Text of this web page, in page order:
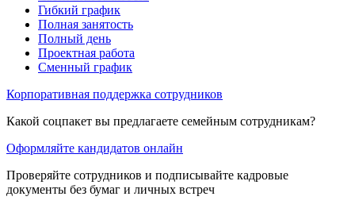
Гибкий график
Полная занятость
Полный день
Проектная работа
Сменный график
Корпоративная поддержка сотрудников
Какой соцпакет вы предлагаете семейным сотрудникам?
Оформляйте кандидатов онлайн
Проверяйте сотрудников и подписывайте кадровые
документы без бумаг и личных встреч